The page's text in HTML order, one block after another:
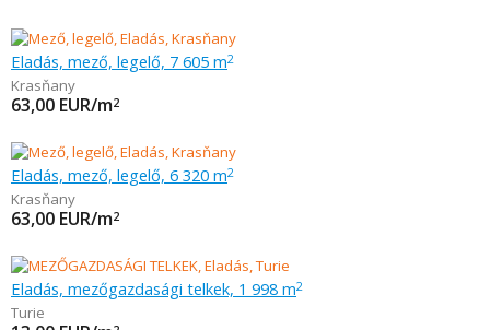
Eladás, mező, legelő, 7 605 m2
Krasňany
63,00 EUR/m2
Eladás, mező, legelő, 6 320 m2
Krasňany
63,00 EUR/m2
Eladás, mezőgazdasági telkek, 1 998 m2
Turie